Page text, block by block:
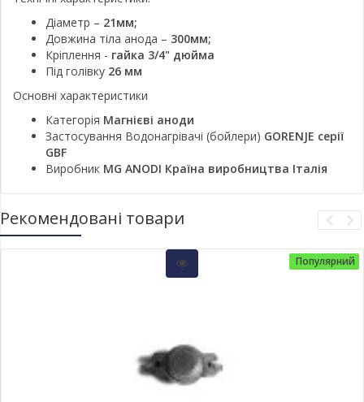
Діаметр – 21мм;
Довжина тіла анода – 300мм;
Кріплення - гайка 3/4" дюйма
Під голівку 26 мм
Основні характеристики
Категорія Магнієві аноди
Застосування Водонагрівачі (бойлери) GORENJE серії
GBF
Виробник MG ANODI Країна виробництва Італія
Рекомендовані товари
Популярний